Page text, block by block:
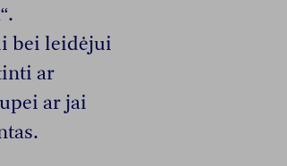
bei leidėjui
ar
ar jai